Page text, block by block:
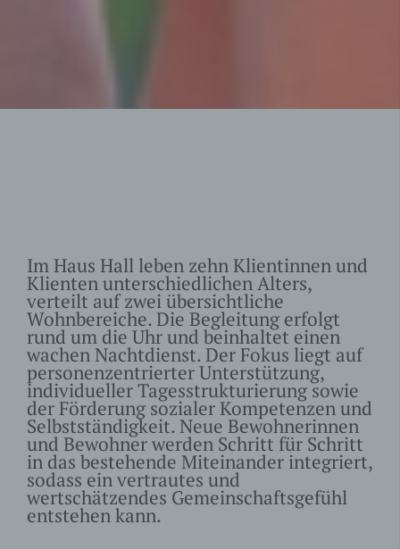
Im Haus Hall leben zehn Klientinnen und
Klienten unterschiedlichen Alters,
verteilt auf zwei übersichtliche
Wohnbereiche. Die Begleitung erfolgt
rund um die Uhr und beinhaltet einen
wachen Nachtdienst. Der Fokus liegt auf
personenzentrierter Unterstützung,
individueller Tagesstrukturierung sowie
der Förderung sozialer Kompetenzen und
Selbstständigkeit. Neue Bewohnerinnen
und Bewohner werden Schritt für Schritt
in das bestehende Miteinander integriert,
sodass ein vertrautes und
wertschätzendes Gemeinschaftsgefühl
entstehen kann.
gespeichert.
dsgvoaio_vgw
ort_disable
Wort Standard
zugelassen wird
oder nicht
(Einstellung des
Seitenbetreibers).
variabel
dsgvoaio_ga_
disable
Dieser LocalStorage
Key / Wert speichert
ob der Dienst
Google Analytics
Standard
zugelassen wird
oder nicht
(Einstellung des
Seitenbetreibers).
variabel